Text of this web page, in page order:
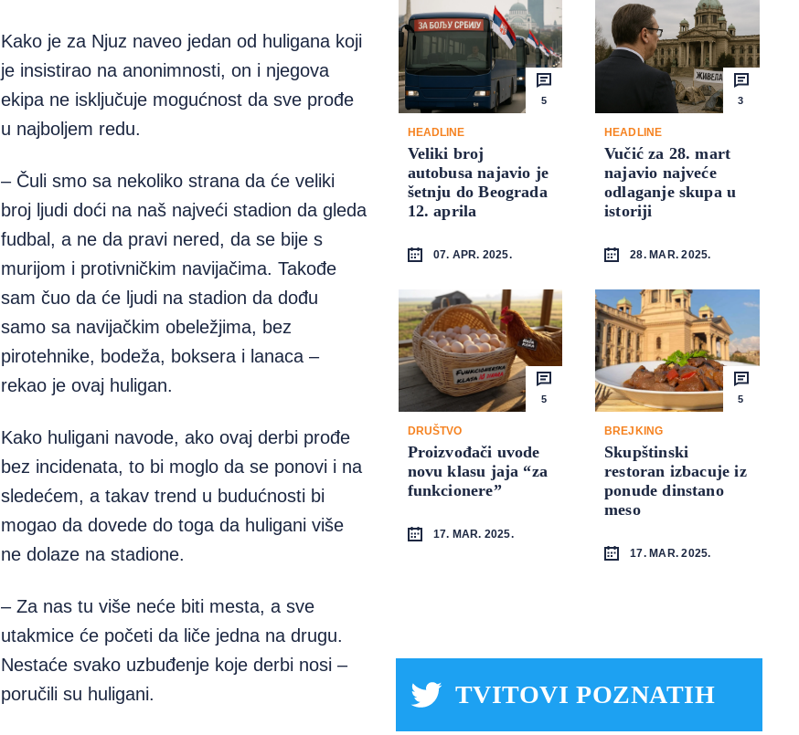
Kako je za Njuz naveo jedan od huligana koji
je insistirao na anonimnosti, on i njegova
ekipa ne isključuje mogućnost da sve prođe
u najboljem redu.
– Čuli smo sa nekoliko strana da će veliki
broj ljudi doći na naš najveći stadion da gleda
fudbal, a ne da pravi nered, da se bije s
murijom i protivničkim navijačima. Takođe
sam čuo da će ljudi na stadion da dođu
samo sa navijačkim obeležjima, bez
pirotehnike, bodeža, boksera i lanaca –
rekao je ovaj huligan.
Kako huligani navode, ako ovaj derbi prođe
bez incidenata, to bi moglo da se ponovi i na
sledećem, a takav trend u budućnosti bi
mogao da dovede do toga da huligani više
ne dolaze na stadione.
– Za nas tu više neće biti mesta, a sve
utakmice će početi da liče jedna na drugu.
Nestaće svako uzbuđenje koje derbi nosi –
poručili su huligani.
5
HEADLINE
Veliki broj
autobusa najavio je
šetnju do Beograda
12. aprila
07. APR. 2025.
3
HEADLINE
Vučić za 28. mart
najavio najveće
odlaganje skupa u
istoriji
28. MAR. 2025.
5
DRUŠTVO
Proizvođači uvode
novu klasu jaja “za
funkcionere”
17. MAR. 2025.
5
BREJKING
Skupštinski
restoran izbacuje iz
ponude dinstano
meso
17. MAR. 2025.
TVITOVI POZNATIH